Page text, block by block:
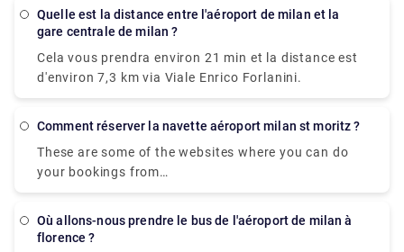
Terminal 2 toutes les 20 minutes afin que vous
prendre l'express pour le centre-ville.
Quelle est la distance entre l'aéroport de milan et la
gare centrale de milan ?
Cela vous prendra environ 21 min et la distance est
d'environ 7,3 km via Viale Enrico Forlanini.
Comment réserver la navette aéroport milan st moritz ?
These are some of the websites where you can do
your bookings from
,https://www.googleadservices.com/pagead/aclk?
Où allons-nous prendre le bus de l'aéroport de milan à
florence ?